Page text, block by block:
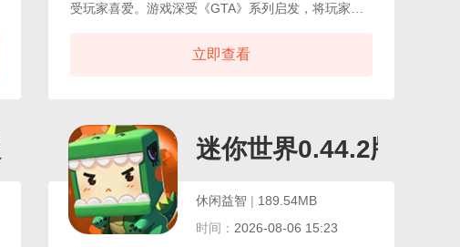
受玩家喜爱。游戏深受《GTA》系列启发，将玩家带
维加斯为蓝本，构建出一个充满诱惑、阴谋与暴力的
界体验，自由穿梭于赌场、酒店、贫民区与高速公路
之间。
立即查看
迷你世界0.44.2版本
休闲益智 | 189.54MB
时间： 2026-08-06 15:23